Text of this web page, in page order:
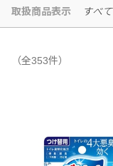
取扱商品表示 すべて
（全353件）